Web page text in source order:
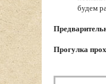
будем
Прогулка